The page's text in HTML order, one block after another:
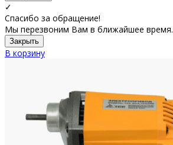
✓
Спасибо за обращение!
Мы перезвоним Вам в ближайшее время.
Закрыть
В корзину